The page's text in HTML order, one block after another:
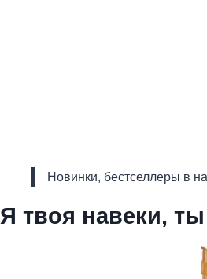
Новинки, бестселлеры в
Я твоя навеки,